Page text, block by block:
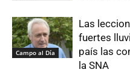
Campo al Día
Las
fuertes
país las
la SNA